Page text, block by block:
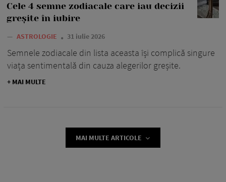
Cele 4 semne zodiacale care iau decizii
greșite în iubire
— ASTROLOGIE 31 iulie 2026
Semnele zodiacale din lista aceasta își complică singure
viața sentimentală din cauza alegerilor greșite.
+ MAI MULTE
MAI MULTE ARTICOLE